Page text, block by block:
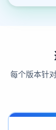
每个版本针